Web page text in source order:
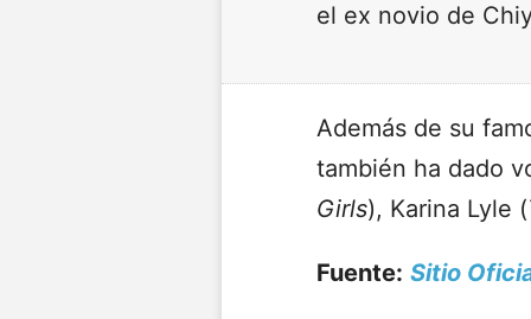
el ex novio de
Además de su
también ha dado
Girls), Karina Lyle (
Fuente: Sitio